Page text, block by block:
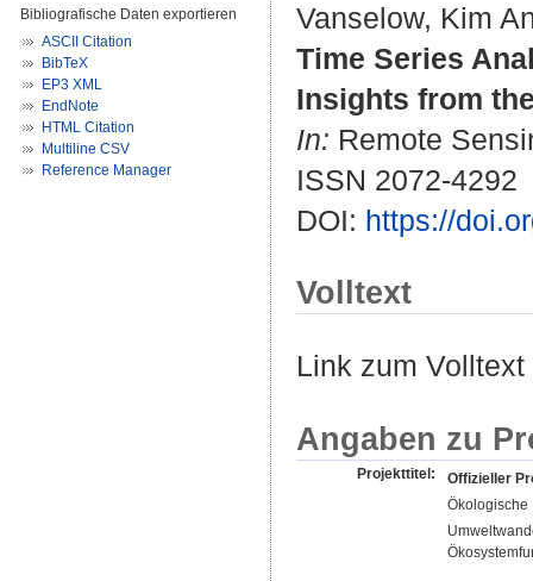
Bibliografische Daten exportieren
ASCII Citation
BibTeX
EP3 XML
EndNote
HTML Citation
Multiline CSV
Reference Manager
Vanselow, Kim
Time Series
Insights from
In: Remote
ISSN 2072-4292
DOI: https://
Volltext
Link zum
Angaben zu
Projekttitel:
Offizieller
Ökologische